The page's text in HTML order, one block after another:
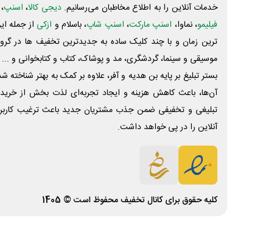
خدمات آنلاین را به اطلاع مخاطبان می‌رسانیم. دیجی کالا، اسنپ
فیلیمو، نماوا، اسنپ مارکت، اسنپ شاپ، باسلام و ازکی از جمله
ترین زمان و با چند کلیک ساده به جدیدترین تخفیف ها در
موسیقی و سینما، گردشگری، مد و پوشاک، کتاب و کتابخوانی و
بستر تبلیغ بر پایه بن هدیه و آفر، علاوه بر کمک به بهتر
آن‌ها، باعث کاهش هزینه و ایجاد تجربه‌ای لذت بخش از
تبلیغی و تخفیفی ضمن جذب مشتریان جدید باعث ترغیب
آنلاین را در پی خواهد داشت.
کلیه حقوق برای کانال تخفیفمحفوظ است © 1405